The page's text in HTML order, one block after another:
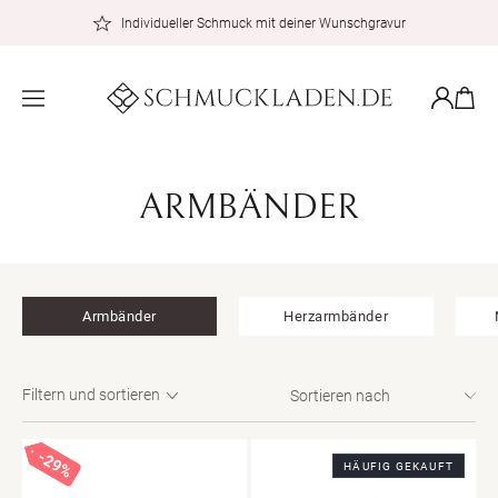
Individueller Schmuck mit deiner Wunschgravur
K
T
E
G
O
ARMBÄNDER
Armbänder Herzarmbänder
Filtern und sortieren
29%
29%
29% HÄUFIG GEKAUFT